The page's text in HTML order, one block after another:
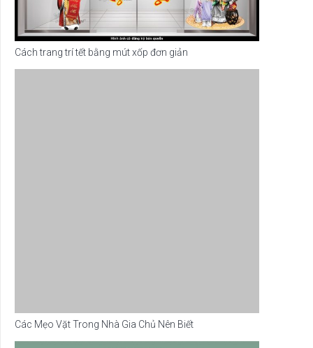
Cách trang trí tết bằng mút xốp đơn giản
Các Mẹo Vặt Trong Nhà Gia Chủ Nên Biết